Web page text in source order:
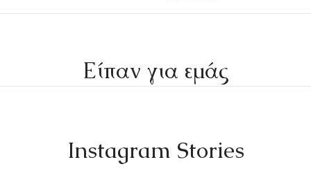
Είπαν για εμάς
Instagram Stories